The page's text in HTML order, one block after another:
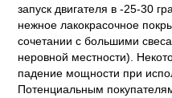
запуск двигателя в -25-30
нежное лакокрасочное
сочетании с большими
неровной местности).
падение мощности при
Потенциальным